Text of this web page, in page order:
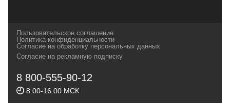
и взыскательных путешественников,
спортсменов и отдыхающих.
Геннадьевич
ИНН 590300057023 ОГРН 304590319000121
Пользовательское соглашение
Политика конфиденциальности
Согласие на обработку персональных данных
Согласие на рекламную подписку
8 800-555-90-12
8:00-16:00 МСК